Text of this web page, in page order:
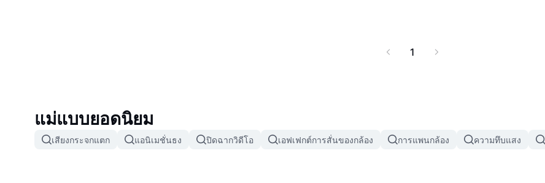
1
แม่แบบยอดนิยม
เสียงกระจกแตก แอนิเมชั่นธง ปิดฉากวิดีโอ เอฟเฟกต์การสั่นของกล้อง การแพนกล้อง ความทึบแสง